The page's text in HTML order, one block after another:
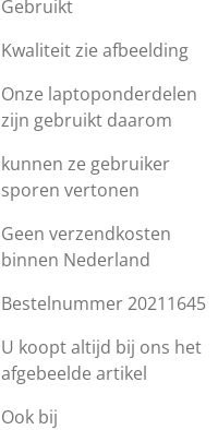
Gebruikt
Kwaliteit zie afbeelding
Onze laptoponderdelen
zijn gebruikt daarom
kunnen ze gebruiker
sporen vertonen
Geen verzendkosten
binnen Nederland
Bestelnummer 20211645
U koopt altijd bij ons het
afgebeelde artikel
Ook bij